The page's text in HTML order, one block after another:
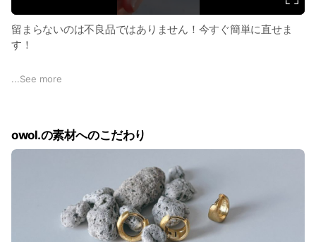
留まらないのは不良品ではありません！今すぐ簡単に直せま
す！
owol.のフープピアスの多くは、SILVER925という非常に柔ら
その時は、動画の方法で簡単にご調整が可能です。
①針を親指でゆっくり少しずつ押し上げる
②カチッと留まるようになったか確認する
※反対に硬すぎる場合は、下に押していきます。
...See more
owol.の素材へのこだわり